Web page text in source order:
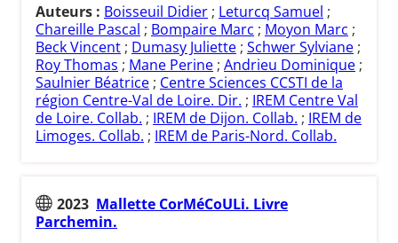
Auteurs : Boisseuil Didier ; Leturcq Samuel ;
Chareille Pascal ; Bompaire Marc ; Moyon Marc ;
Beck Vincent ; Dumasy Juliette ; Schwer Sylviane ;
Roy Thomas ; Mane Perine ; Andrieu Dominique ;
Saulnier Béatrice ; Centre Sciences CCSTI de la
région Centre-Val de Loire. Dir. ; IREM Centre Val
de Loire. Collab. ; IREM de Dijon. Collab. ; IREM de
Limoges. Collab. ; IREM de Paris-Nord. Collab.
2023 Mallette CorMéCoULi. Livre
Parchemin.